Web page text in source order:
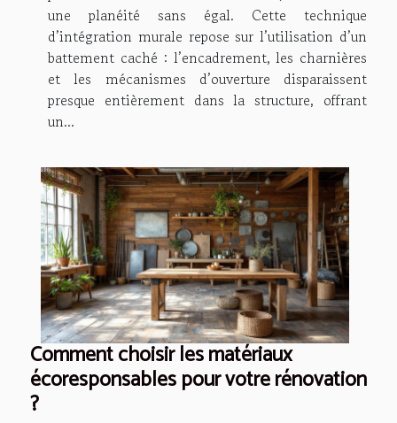
une planéité sans égal. Cette technique
d’intégration murale repose sur l’utilisation d’un
battement caché : l’encadrement, les charnières
et les mécanismes d’ouverture disparaissent
presque entièrement dans la structure, offrant
un...
Comment choisir les matériaux
écoresponsables pour votre rénovation
?